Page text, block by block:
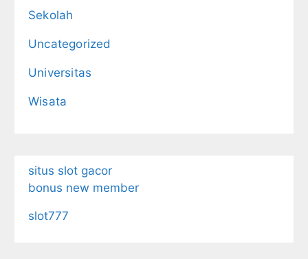
Sekolah
Uncategorized
Universitas
Wisata
situs slot gacor
bonus new member
slot777